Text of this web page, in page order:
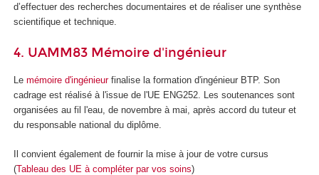
d’effectuer des recherches documentaires et de réaliser une synthèse
scientifique et technique.
4. UAMM83 Mémoire d'ingénieur
Le mémoire d'ingénieurfinalise la formation d'ingénieur BTP. Son
cadrage est réalisé à l'issue de l'UE ENG252. Les soutenances sont
organisées au fil l'eau, de novembre à mai, après accord du tuteur et
du responsable national du diplôme.
Il convient également de fournir la mise à jour de votre cursus
(Tableau des UE à compléter par vos soins)